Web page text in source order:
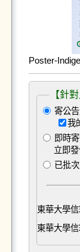
Poster-
【針
寄公
我
即時
立即
已批
東華大學信
東華大學信